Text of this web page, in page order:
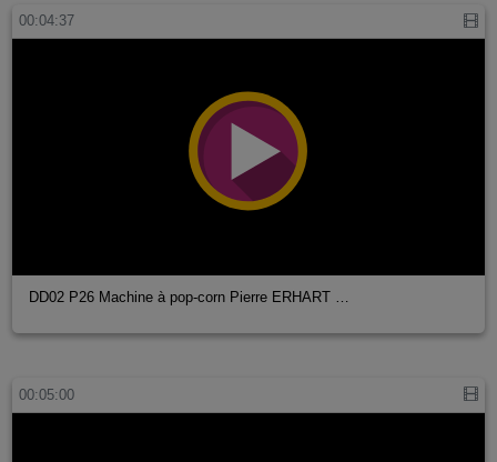
00:04:37
DD02 P26 Machine à pop-corn Pierre ERHART …
00:05:00